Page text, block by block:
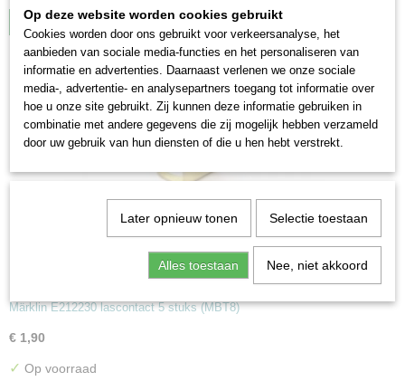
IN WINKELWAGEN
Märklin E212230 lascontact 5 stuks (MBT8)
Märklin E212230 lascontact 5 stuks (MBT8)
€ 1,90
✓ Op voorraad
Op deze website worden cookies gebruikt
Cookies worden door ons gebruikt voor verkeersanalyse, het
aanbieden van sociale media-functies en het personaliseren van
informatie en advertenties. Daarnaast verlenen we onze sociale
media-, advertentie- en analysepartners toegang tot informatie over
hoe u onze site gebruikt. Zij kunnen deze informatie gebruiken in
combinatie met andere gegevens die zij mogelijk hebben verzameld
door uw gebruik van hun diensten of die u hen hebt verstrekt.
Later opnieuw tonen Selectie toestaan
Alles toestaan Nee, niet akkoord